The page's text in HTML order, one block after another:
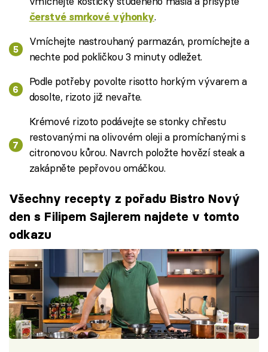
čerstvé smrkové výhonky.
Vmíchejte nastrouhaný parmazán, promíchejte a
nechte pod pokličkou 3 minuty odležet.
Podle potřeby povolte risotto horkým vývarem a
dosolte, rizoto již nevařte.
Krémové rizoto podávejte se stonky chřestu
restovanými na olivovém oleji a promíchanými s
citronovou kůrou. Navrch položte hovězí steak a
zakápněte pepřovou omáčkou.
Všechny recepty z pořadu Bistro Nový
den s Filipem Sajlerem najdete v tomto
odkazu